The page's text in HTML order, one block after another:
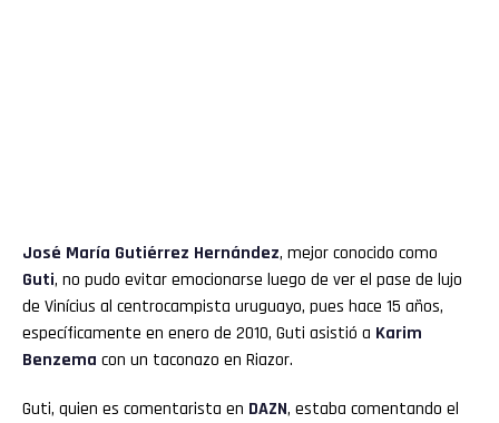
José María Gutiérrez Hernández, mejor conocido como
Guti, no pudo evitar emocionarse luego de ver el pase de lujo
de Vinícius al centrocampista uruguayo, pues hace 15 años,
específicamente en enero de 2010, Guti asistió a Karim
Benzema con un taconazo en Riazor.
Guti, quien es comentarista en DAZN, estaba comentando el